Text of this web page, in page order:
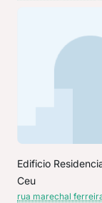
Edificio
Ceu
rua marechal